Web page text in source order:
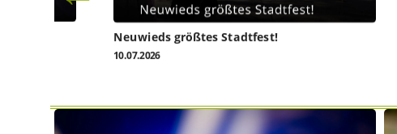
Neuwieds größtes Stadtfest!
10.07.2026